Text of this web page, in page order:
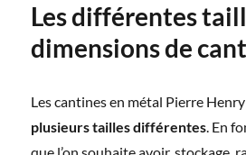
Les différentes
dimensions de
Les cantines en métal Pierre
plusieurs tailles différentes. En